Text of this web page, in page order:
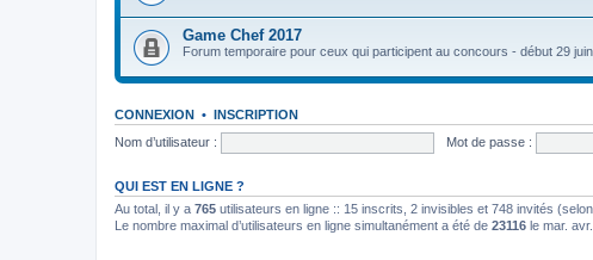
Game Chef 2017
Forum temporaire pour ceux qui participent au concours - début 29 juin.
CONNEXION • INSCRIPTION
Nom d’utilisateur :
Mot de passe :
QUI EST EN LIGNE ?
Au total, il y a 765 utilisateurs en ligne :: 15 inscrits, 2 invisibles et 748 invités
Le nombre maximal d’utilisateurs en ligne simultanément a été de 23116 le mar.